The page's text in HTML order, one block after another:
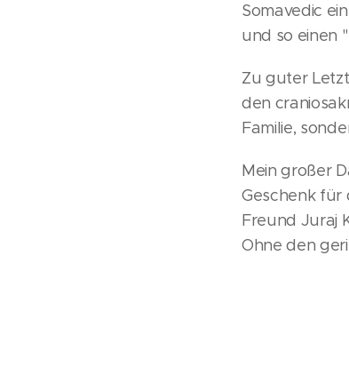
Somavedic
und so einen
Zu guter
den
Familie,
Mein großer
Geschenk für
Freund Juraj
Ohne den